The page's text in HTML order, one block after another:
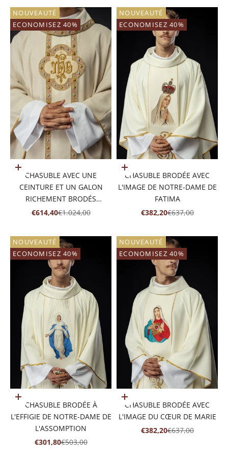
NOUVEAUTÉ
ECONOMISEZ 40%
Ajouter au panier
CHASUBLE AVEC UNE
CEINTURE ET UN GALON
RICHEMENT BRODÉS
AUTOUR DE LA BRODERIE IHS
PRIX DE VENTE
€614,40PRIX NORMAL
€1.024,00
NOUVEAUTÉ
ECONOMISEZ 40%
Ajouter au panier
CHASUBLE BRODÉE AVEC
L'IMAGE DE NOTRE-DAME DE
FATIMA
PRIX DE VENTE
€382,20PRIX NORMAL
€637,00
NOUVEAUTÉ
ECONOMISEZ 40%
Ajouter au panier
CHASUBLE BRODÉE À
L'EFFIGIE DE NOTRE-DAME DE
L'ASSOMPTION
PRIX DE VENTE
€301,80PRIX NORMAL
€503,00
NOUVEAUTÉ
ECONOMISEZ 40%
Ajouter au panier
CHASUBLE BRODÉE AVEC
L'IMAGE DU CŒUR DE MARIE
PRIX DE VENTE
€382,20PRIX NORMAL
€637,00